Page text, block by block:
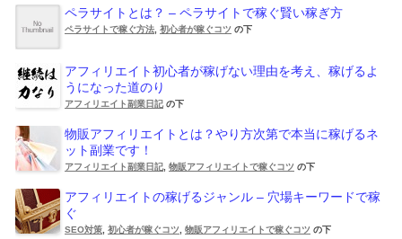
ペラサイトとは？ – ペラサイトで稼ぐ賢い稼ぎ方
ペラサイトで稼ぐ方法 初心者が稼ぐコツ の下
アフィリエイト初心者が稼げない理由を考え、稼げるよ
うになった道のり
アフィリエイト副業日記 の下
物販アフィリエイトとは？やり方次第で本当に稼げるネ
ット副業です！
アフィリエイト副業日記 物販アフィリエイトで稼ぐコツ の下
アフィリエイトの稼げるジャンル – 穴場キーワードで稼
ぐ
SEO対策 初心者が稼ぐコツ 物販アフィリエイトで稼ぐコツ の下